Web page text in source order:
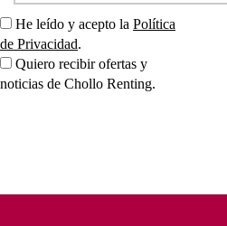
He leído y acepto la Política
de Privacidad.
Quiero recibir ofertas y
noticias de Chollo Renting.